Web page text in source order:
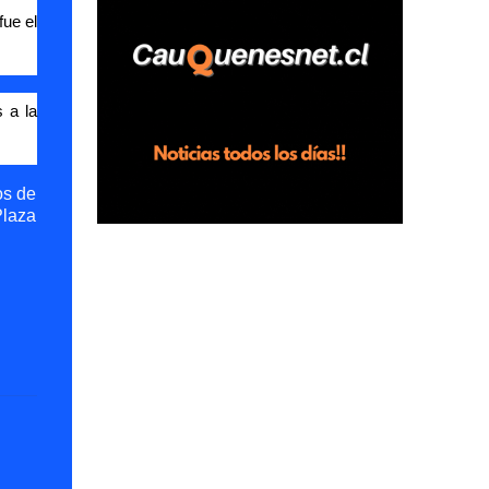
el
a la
de
en el sector Dollimbuta, comuna de
Pelluhue. Allí, mientras se encontraba junto
plantación de frutillas, habría sostenido una